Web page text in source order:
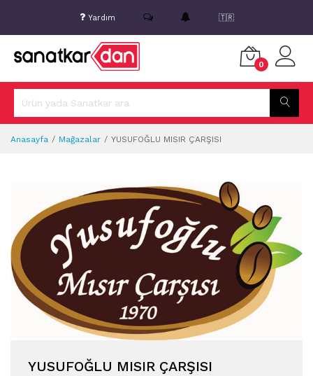
Yardım 🇹🇷
0
Anasayfa Mağazalar YUSUFOĞLU MISIR ÇARŞISI
YUSUFOĞLU MISIR ÇARŞISI